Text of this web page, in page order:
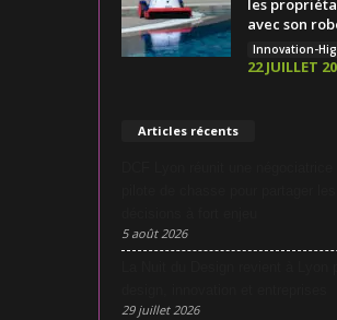
avec son
Innovation-
22 JUILLET
Articles récents
5 août 2026
29 juillet 2026